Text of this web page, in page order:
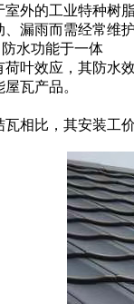
外的工业特种树
漏雨而需经常维
水功能于一体
叶效应，其防水
瓦产品。
相比，其安装工